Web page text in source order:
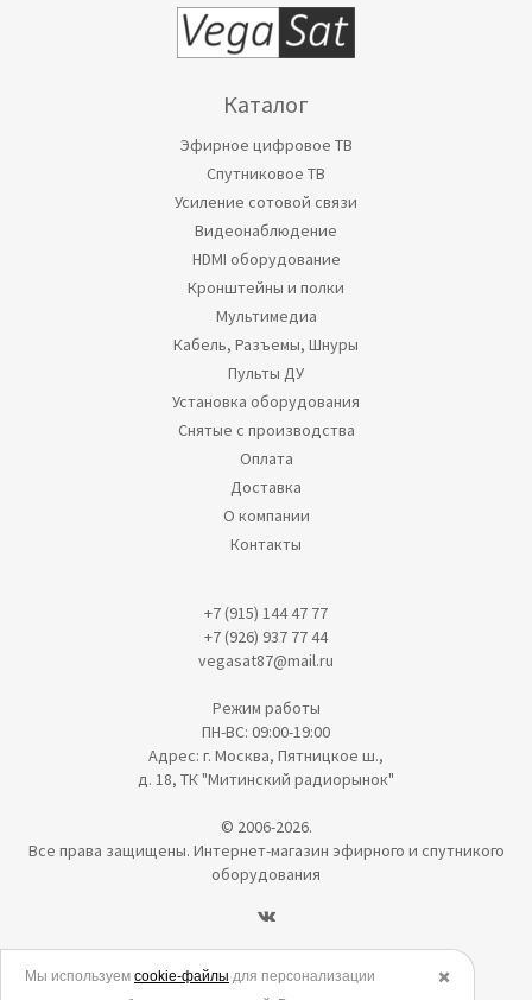
Каталог
Эфирное цифровое ТВ
Спутниковое ТВ
Усиление сотовой связи
Видеонаблюдение
HDMI оборудование
Кронштейны и полки
Мультимедиа
Кабель, Разъемы, Шнуры
Пульты ДУ
Установка оборудования
Снятые с производства
Оплата
Доставка
О компании
Контакты
+7 (915) 144 47 77
+7 (926) 937 77 44
vegasat87@mail.ru
Режим работы
ПН-ВС: 09:00-19:00
Адрес: г. Москва, Пятницкое ш.,
д. 18, ТК "Митинский радиорынок"
© 2006-2026.
Все права защищены. Интернет-магазин эфирного и спутникого
оборудования
Политика в отношении обработки персональных данных ✖️
Мы используем cookie-файлы для персонализации